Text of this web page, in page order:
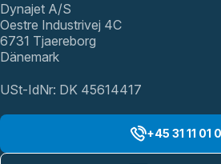
Dynajet A/S
Oestre Industrivej 4C
6731 Tjaereborg
Dänemark
USt-IdNr: DK 45614417
+45 31 11 01